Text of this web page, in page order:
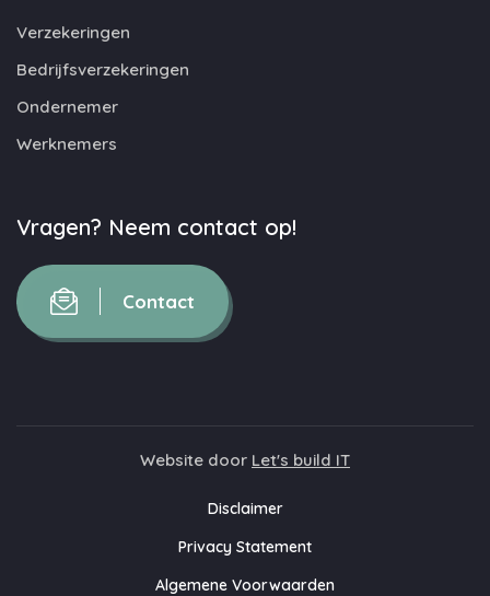
Verzekeringen
Bedrijfsverzekeringen
Ondernemer
Werknemers
Vragen? Neem contact op!
Contact
Website door Let's build IT
Disclaimer
Privacy Statement
Algemene Voorwaarden